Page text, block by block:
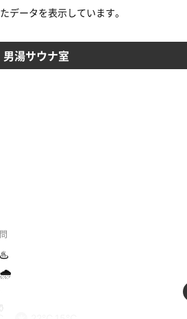
データを表示しています。
男湯サウナ室
🌧